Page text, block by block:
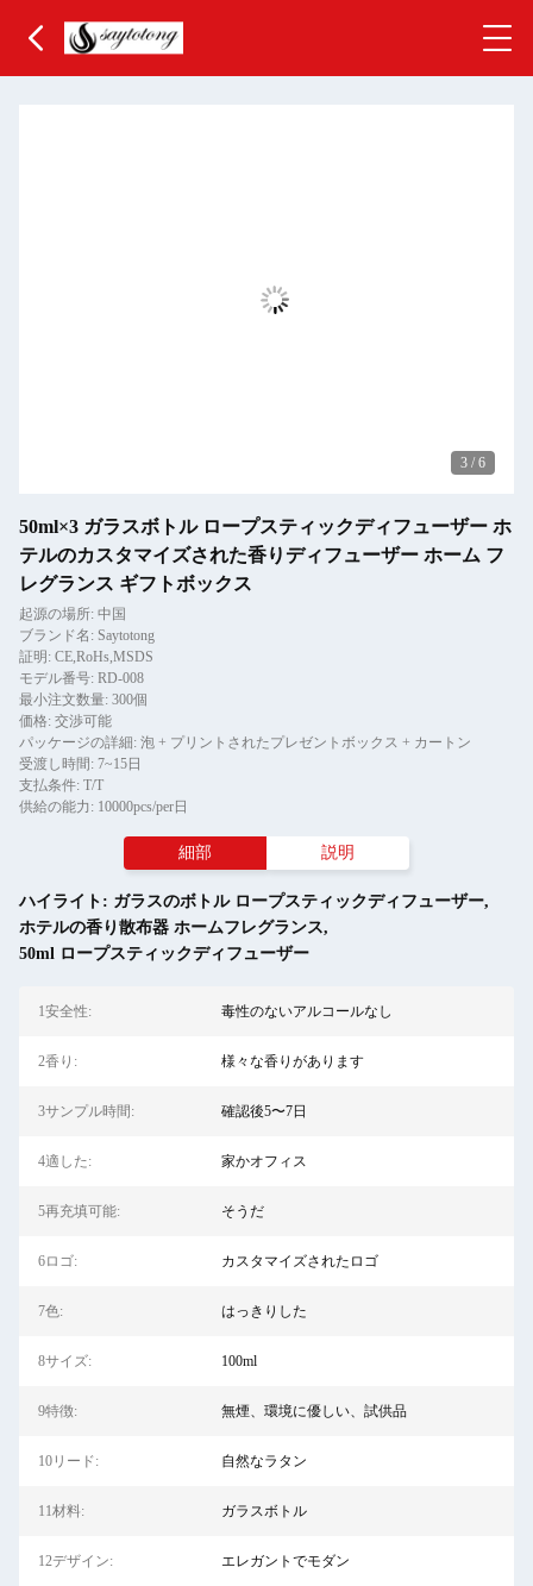
3 / 6
50ml×3 ガラスボトル ロープスティックディフューザー ホ
テルのカスタマイズされた香りディフューザー ホーム フ
レグランス ギフトボックス
起源の場所: 中国
ブランド名: Saytotong
証明: CE,RoHs,MSDS
モデル番号: RD-008
最小注文数量: 300個
価格: 交渉可能
パッケージの詳細: 泡 + プリントされたプレゼントボックス + カートン
受渡し時間: 7~15日
支払条件: T/T
供給の能力: 10000pcs/per日
細部 説明
ハイライト: ガラスのボトル ロープスティックディフューザー,
ホテルの香り散布器 ホームフレグランス,
50ml ロープスティックディフューザー
1安全性: 毒性のないアルコールなし
2香り: 様々な香りがあります
3サンプル時間: 確認後5〜7日
4適した: 家かオフィス
5再充填可能: そうだ
6ロゴ: カスタマイズされたロゴ
7色: はっきりした
8サイズ: 100ml
9特徴: 無煙、環境に優しい、試供品
10リード: 自然なラタン
11材料: ガラスボトル
12デザイン: エレガントでモダン